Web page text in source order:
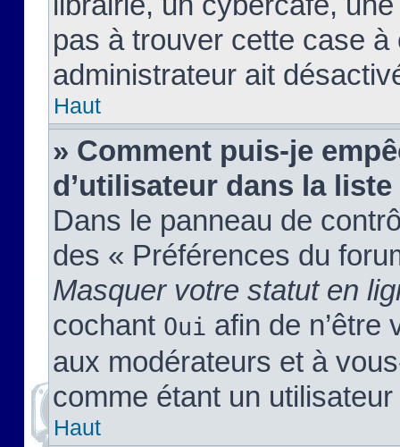
pas à trouver cette case à
administrateur ait
Haut
» Comment puis-je
d’utilisateur dans la
Dans le panneau de
des « Préférences du
Masquer votre statut en
cochant Oui afin de n’être
aux modérateurs et à
comme étant un
Haut